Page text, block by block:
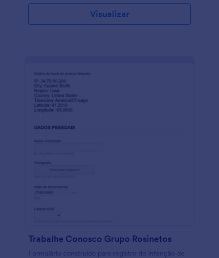
Visualizar
Trabalhe Conosco Grupo Rosinetos
Formulário construído para registro de intenção de